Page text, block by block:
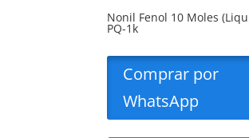
Nonil Fenol 10 Moles
PQ-1k
Comprar por
WhatsApp